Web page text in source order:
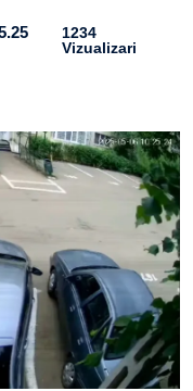
1234
Vizualizari